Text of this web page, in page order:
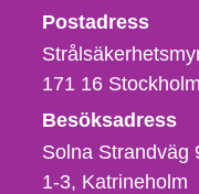
Postadress
171 16 Stockholm
Besöksadress
Solna Strandväg
1-3 Katrineholm